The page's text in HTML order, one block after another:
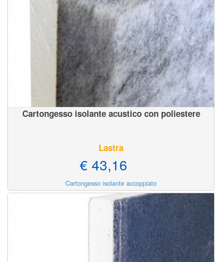
Cartongesso isolante acustico con poliestere
Lastra
€ 43,16
Cartongesso isolante accoppiato